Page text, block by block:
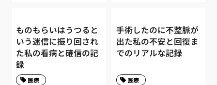
ものもらいはうつると
いう迷信に振り回され
た私の看病と確信の記
録
医療
手術したのに不整脈が
出た私の不安と回復ま
でのリアルな記録
医療